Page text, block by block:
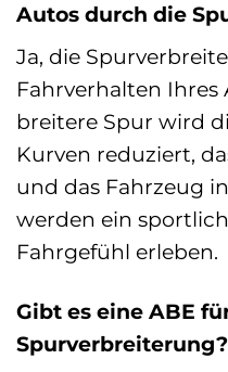
Autos durch die
Ja, die
Fahrverhalten
breitere Spur wird
Kurven reduziert,
und das Fahrzeug
werden ein
Fahrgefühl erleben.
Gibt es eine ABE
Spurverbreiterung?